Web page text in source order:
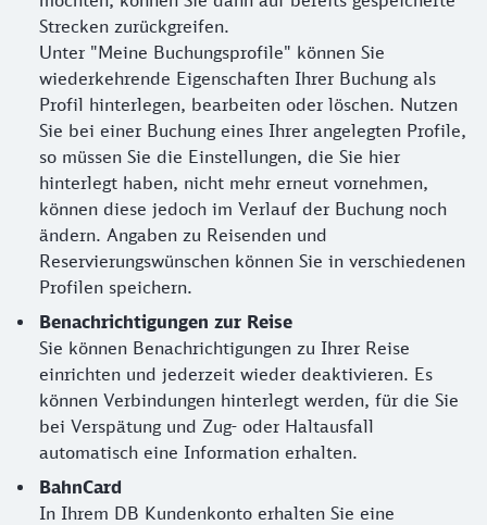
Strecken zurückgreifen.
Unter "Meine Buchungsprofile" können Sie
wiederkehrende Eigenschaften Ihrer Buchung als
Profil hinterlegen, bearbeiten oder löschen. Nutzen
Sie bei einer Buchung eines Ihrer angelegten Profile,
so müssen Sie die Einstellungen, die Sie hier
hinterlegt haben, nicht mehr erneut vornehmen,
können diese jedoch im Verlauf der Buchung noch
ändern. Angaben zu Reisenden und
Reservierungswünschen können Sie in verschiedenen
Profilen speichern.
Benachrichtigungen zur Reise
Sie können Benachrichtigungen zu Ihrer Reise
einrichten und jederzeit wieder deaktivieren. Es
können Verbindungen hinterlegt werden, für die Sie
bei Verspätung und Zug- oder Haltausfall
automatisch eine Information erhalten.
BahnCard
In Ihrem DB Kundenkonto erhalten Sie eine